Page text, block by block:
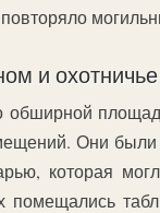
и
Они
которая
помещались